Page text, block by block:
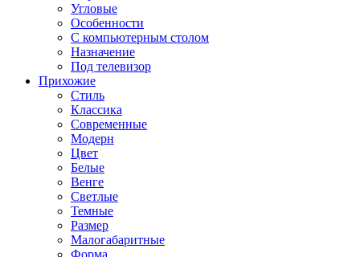
Угловые
Особенности
С компьютерным столом
Назначение
Под телевизор
Прихожие
Стиль
Классика
Современные
Модерн
Цвет
Белые
Венге
Светлые
Темные
Размер
Малогабаритные
Форма